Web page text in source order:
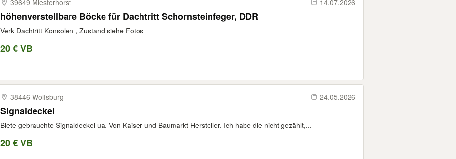
39649 Miesterhorst 14.07.2026
höhenverstellbare Böcke für Dachtritt Schornsteinfeger, DDR
Verk Dachtritt Konsolen , Zustand siehe Fotos
20 € VB
38446 Wolfsburg 24.05.2026
Signaldeckel
Biete gebrauchte Signaldeckel ua. Von Kaiser und Baumarkt Hersteller. Ich habe die nicht gezählt,...
20 € VB